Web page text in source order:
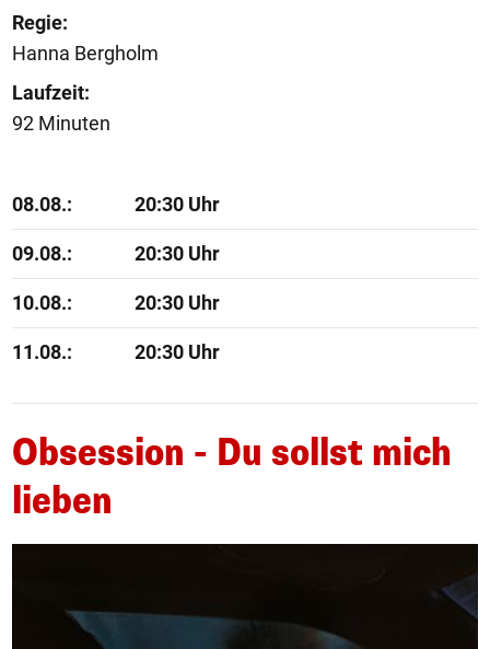
Regie:
Hanna Bergholm
Laufzeit:
92 Minuten
08.08.: 20:30 Uhr
09.08.: 20:30 Uhr
10.08.: 20:30 Uhr
11.08.: 20:30 Uhr
Obsession - Du sollst mich
lieben